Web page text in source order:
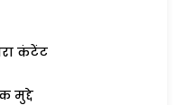
कंटेंट
मुद्दे